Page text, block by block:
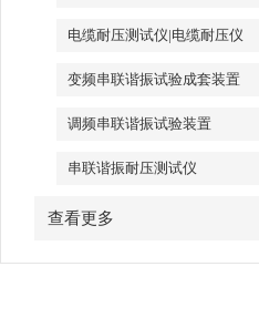
电缆耐压测试仪|电缆耐压仪
变频串联谐振试验成套装置
调频串联谐振试验装置
串联谐振耐压测试仪
查看更多